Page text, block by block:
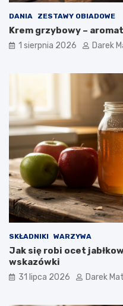
DANIA ZESTAWY OBIADOWE
Krem grzybowy –
1 sierpnia 2026 Darek
SKŁADNIKI WARZYWA
Jak się robi ocet
wskazówki
31 lipca 2026 Darek